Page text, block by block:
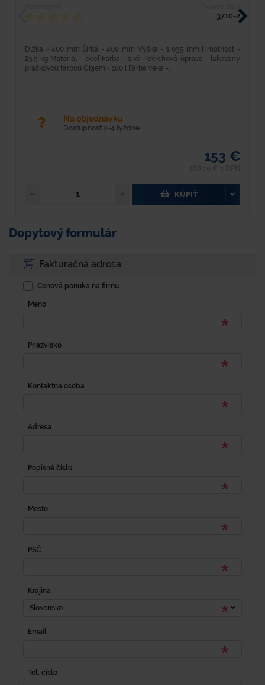
3710-2
Dĺžka - 400 mm Šírka - 400 mm Výška - 1 035 mm Hmotnosť -
23,5 kg Materiál - oceľ Farba - sivá Povrchová úprava - lakovaný
práškovou farbou Objem - 100 l Farba veka -...
Na objednávku
Dostupnosť 2-4 týždne
153 €
KÚPIŤ
Dopytový formulár
Fakturačná adresa
Cenová ponuka na firmu
Meno
Priezvisko
Kontaktná osoba
Adresa
Popisné číslo
Mesto
PSČ
Krajina
Slovensko
Email
Tel. číslo